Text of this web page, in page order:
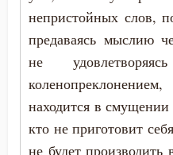
Священное Писание
Семья
Сквернословие
непристойных слов,
предаваясь мыслию
не
находится в
кто не приготовит
не будет